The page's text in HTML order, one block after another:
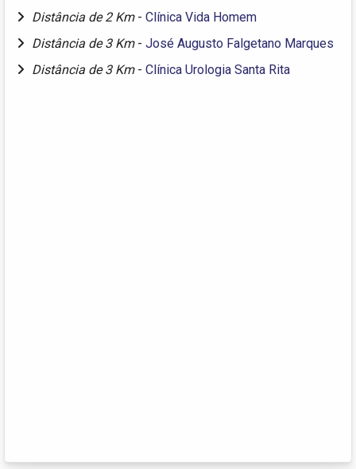
Distância de 2 Km - Clínica Vida Homem
Distância de 3 Km - José Augusto Falgetano Marques
Distância de 3 Km - Clínica Urologia Santa Rita